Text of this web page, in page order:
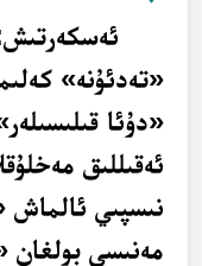
«تەدئۇنە»
«دۇئا
ئەقىللىق
نىسپىي ئالماش
مەنىسى بولغان